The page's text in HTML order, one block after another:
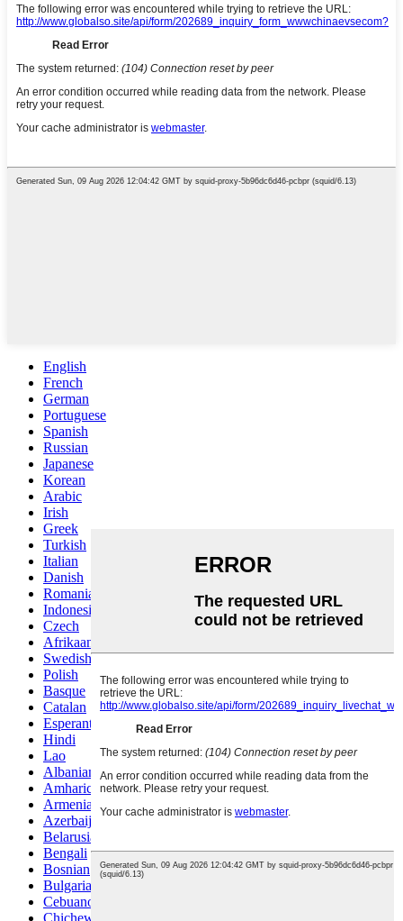
English
French
German
Portuguese
Spanish
Russian
Japanese
Korean
Arabic
Irish
Greek
Turkish
Italian
Danish
Romanian
Indonesian
Czech
Afrikaans
Swedish
Polish
Basque
Catalan
Esperanto
Hindi
Lao
Albanian
Amharic
Armenian
Azerbaijani
Belarusian
Bengali
Bosnian
Bulgarian
Cebuano